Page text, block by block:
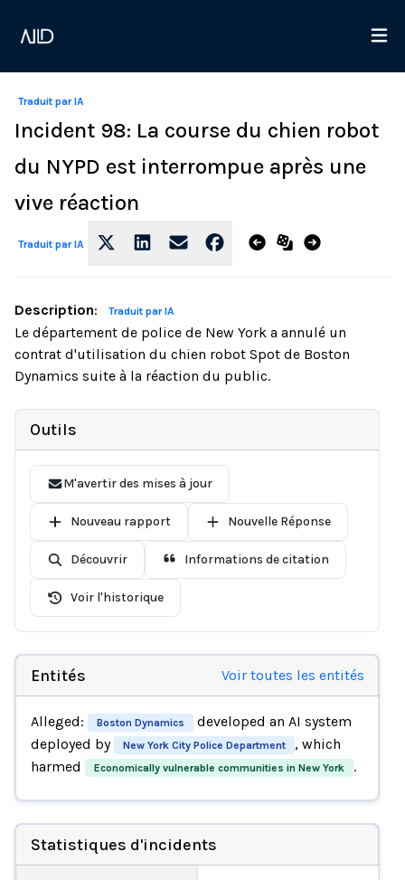
Traduit par IA
Incident 98: La course du chien robot
du NYPD est interrompue après une
vive réaction
Traduit par IA
Description: Traduit par IA
Le département de police de New York a annulé un
contrat d'utilisation du chien robot Spot de Boston
Dynamics suite à la réaction du public.
Outils
M'avertir des mises à jour
Nouveau rapport Nouvelle Réponse
Découvrir Informations de citation
Voir l'historique
Entités Voir toutes les entités
Alleged: Boston Dynamics
developed an AI system
deployed by
New York City Police Department
, which
harmed
Economically vulnerable communities in New York .
Statistiques d'incidents